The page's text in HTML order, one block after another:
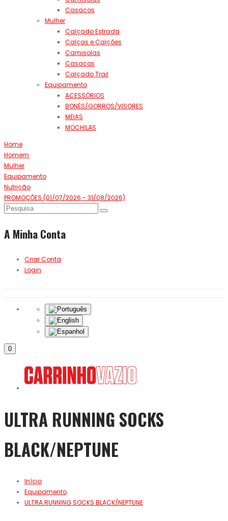
Casacos
Mulher
Calçado Estrada
Calças e Calções
Camisolas
Casacos
Calçado Trail
Equipamento
ACESSÓRIOS
BONÉS/GORROS/VISORES
MEIAS
MOCHILAS
Home
Homem
Mulher
Equipamento
Nutrição
PROMOÇÕES (01/07/2026 - 31/08/2026)
A Minha Conta
Criar Conta
Login
0
ULTRA RUNNING SOCKS
BLACK/NEPTUNE
Início
Equipamento
ULTRA RUNNING SOCKS BLACK/NEPTUNE